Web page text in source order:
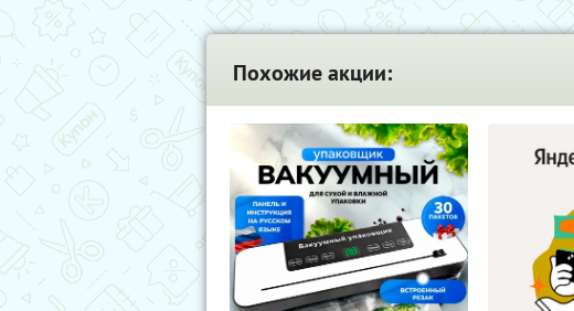
Похожие акции: